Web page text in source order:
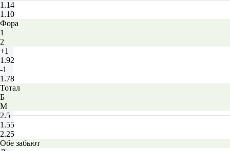
1.14
1.10
Фора
1
2
+1
1.92
-1
1.78
Тотал
Б
М
2.5
1.55
2.25
Обе забьют